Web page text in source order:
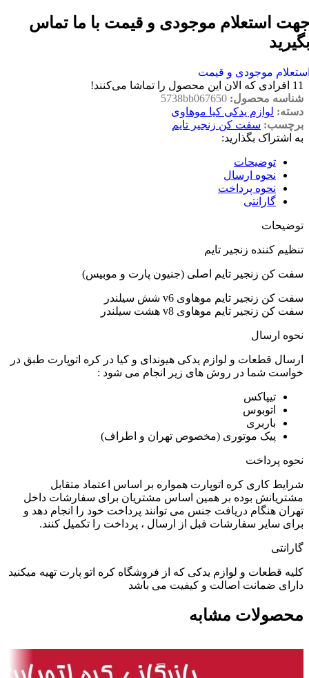
استعلام موجودی و قیمت با ما تماس
موجودی و قیمت
11 افرادی که الان این محصول را تماشا می‌کنند!
شناسه محصول: 5738bb067650
دسته: لوازم یدکی کیا موهاوی
برچسب: سفت کن زنجیر تایم
به اشتراک بگذارید:
توضیحات
نحوه ارسال
نحوه پرداخت
گارانتی
توضیحات
تنظیم کننده زنجیر تایم
سفت کن زنجیر تایم اصلی (جنیون پارت و موبیس)
سفت کن زنجیر تایم موهاوی v6 شش سیلندر
سفت کن زنجیر تایم موهاوی v8 هشت سیلندر
نحوه ارسال
ارسال قطعات و لوازم یدکی هیوندای و کیا در کره اتوپارت طبق در
خواست شما در روش های زیر انجام می شود :
تیپاکس
اتوبوس
باربری
پیک موتوری (مخصوص تهران و اطراف)
نحوه پرداخت
شرایط کاری کره اتوپارت همواره بر اساس اعتماد متقابل
مشتریانش بوده بر همین اساس مشتریان برای سفارشات داخل
تهران هنگام دریافت جنس می توانند پرداخت خود را انجام دهد و
برای سایر سفارشات قبل از ارسال ، پرداخت را تکمیل کنند.
گارانتی
کلیه قطعات و لوازم یدکی که از فروشگاه کره اتو پارت تهیه میکنید
دارای ضمانت اصالت و کیفیت می باشد
محصولات مشابه